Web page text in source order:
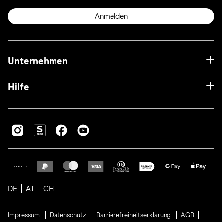
Anmelden
Unternehmen
Hilfe
DE AT CH
Impressum Datenschutz Barrierefreiheitserklärung AGB